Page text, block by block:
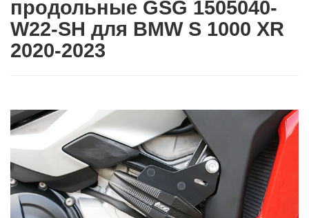
продольные GSG 1505040-
W22-SH для BMW S 1000 XR
2020-2023